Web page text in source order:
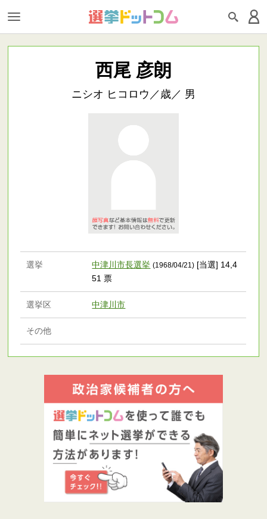
西尾 彦朗
ニシオ ヒコロウ／歳／ 男
選挙 中津川市長選挙 (1968/04/21) [当選] 14,4
51 票
選挙区 中津川市
その他